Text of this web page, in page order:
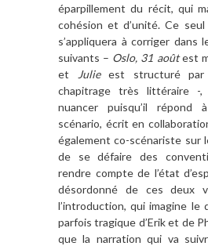
éparpillement du récit, qui
cohésion et d’unité. Ce
s’appliquera à corriger dans
suivants – Oslo, 31 aoûtest
et
Julieest structuré
chapitrage très littéraire -
nuancer puisqu’il
scénario, écrit en
également co-scénariste sur
de se défaire des
rendre compte de l’état
désordonné de ces deux
l’introduction, qui imagine le
parfois tragique d’Erik et de
que la narration qui va